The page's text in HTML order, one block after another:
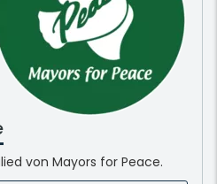
von Mayors for Peace.